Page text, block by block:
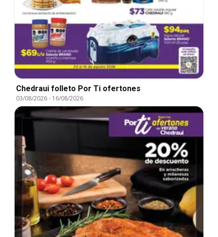
Chedraui folleto Por Ti ofertones
03/08/2026- 16/08/2026